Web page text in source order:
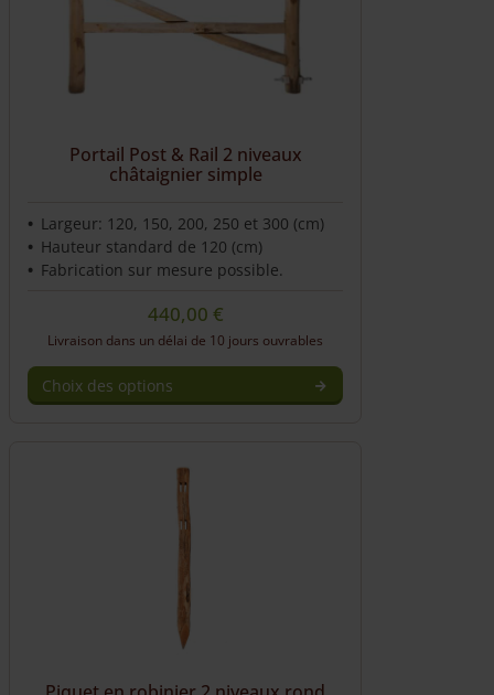
Portail Post & Rail 2 niveaux
châtaignier simple
Largeur: 120, 150, 200, 250 et 300 (cm)
Hauteur standard de 120 (cm)
Fabrication sur mesure possible.
440,00 €
Livraison dans un délai de 10 jours ouvrables
Choix des options